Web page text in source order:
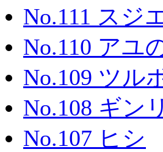
No.111 スジ
No.110 アユ
No.109 ツル
No.108 ギン
No.107 ヒシ